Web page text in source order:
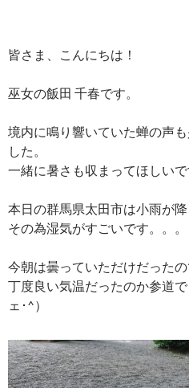
皆さま、こんにちは！
巫女の飯田 千春です。
境内に鳴り響いていた蝉の声
した。
一緒に暑さも収まってほしいで
本日の群馬県太田市は小雨が降
その為湿気がすごいです。。。
今朝は曇っていただけだった
丁度良い気温だったのか参道
ェ･^）